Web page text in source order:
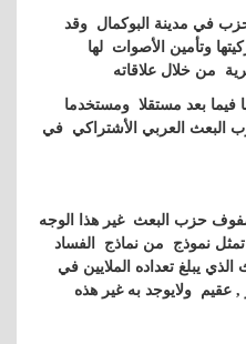
في مدينة البوكمال وقد
وتأمين الأصوات لها
من خلال علاقاته
فيما بعد مستقلا ومستخدما
البعث العربي الأشتراكي في
حزب البعث غير هذا الوجه
تمثل نموذج من نماذج الفساد
يبلغ تعداده الملايين في
عقيم ولايوجد به غير هذه